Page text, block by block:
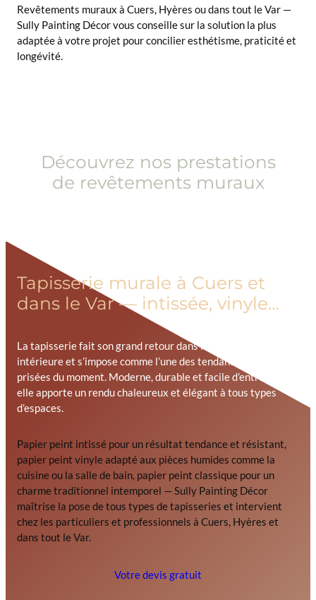
Revêtements muraux à Cuers, Hyères ou dans tout le Var —
Sully Painting Décor vous conseille sur la solution la plus
adaptée à votre projet pour concilier esthétisme, praticité et
longévité.
Découvrez nos prestations
de revêtements muraux
Tapisserie murale à Cuers et
dans le Var — intissée, vinyle…
La tapisserie fait son grand retour dans la décoration
intérieure et s’impose comme l’une des tendances les plus
prisées du moment. Moderne, durable et facile d’entretien,
elle apporte un rendu chaleureux et élégant à tous types
d’espaces.
Papier peint intissé pour un résultat tendance et résistant,
papier peint vinyle adapté aux pièces humides comme la
cuisine ou la salle de bain, papier peint classique pour un
charme traditionnel intemporel — Sully Painting Décor
maîtrise la pose de tous types de tapisseries et intervient
chez les particuliers et professionnels à Cuers, Hyères et
dans tout le Var.
Votre devis gratuit